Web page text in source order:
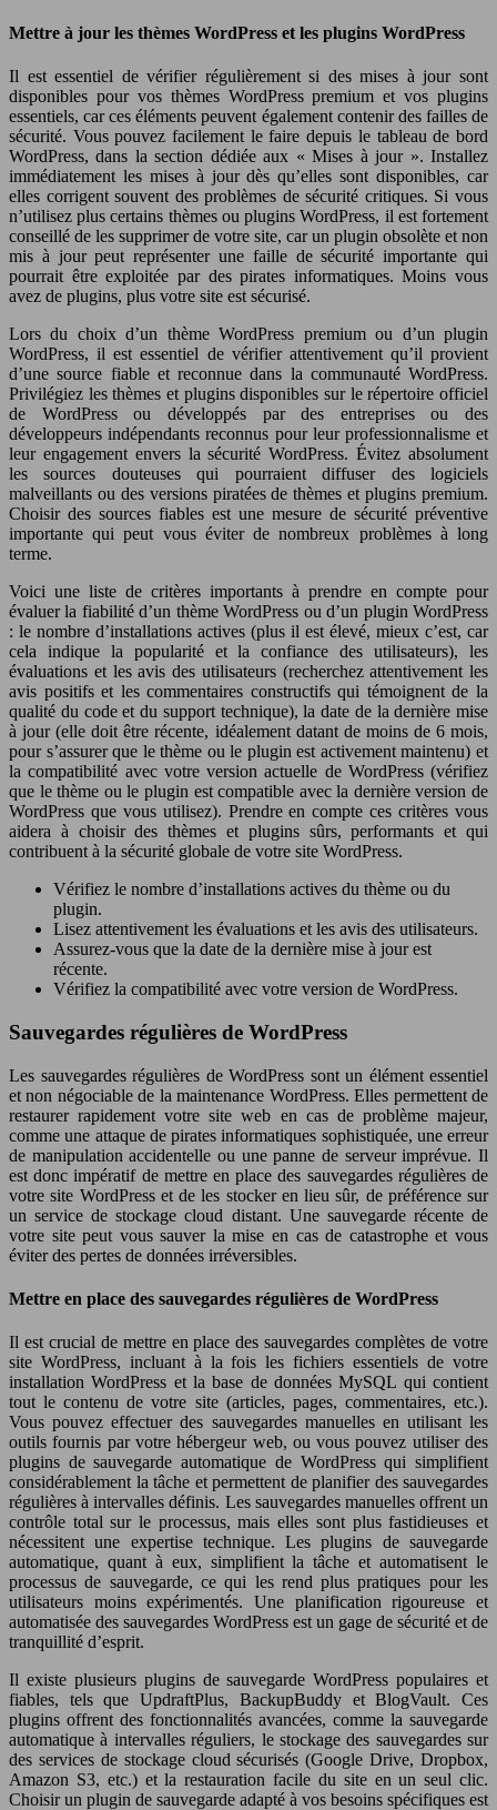
Mettre à jour les thèmes WordPress et les plugins WordPress
Il est essentiel de vérifier régulièrement si des mises à jour sont
disponibles pour vos thèmes WordPress premium et vos plugins
essentiels, car ces éléments peuvent également contenir des failles de
sécurité. Vous pouvez facilement le faire depuis le tableau de bord
WordPress, dans la section dédiée aux « Mises à jour ». Installez
immédiatement les mises à jour dès qu’elles sont disponibles, car
elles corrigent souvent des problèmes de sécurité critiques. Si vous
n’utilisez plus certains thèmes ou plugins WordPress, il est fortement
conseillé de les supprimer de votre site, car un plugin obsolète et non
mis à jour peut représenter une faille de sécurité importante qui
pourrait être exploitée par des pirates informatiques. Moins vous
avez de plugins, plus votre site est sécurisé.
Lors du choix d’un thème WordPress premium ou d’un plugin
WordPress, il est essentiel de vérifier attentivement qu’il provient
d’une source fiable et reconnue dans la communauté WordPress.
Privilégiez les thèmes et plugins disponibles sur le répertoire officiel
de WordPress ou développés par des entreprises ou des
développeurs indépendants reconnus pour leur professionnalisme et
leur engagement envers la sécurité WordPress. Évitez absolument
les sources douteuses qui pourraient diffuser des logiciels
malveillants ou des versions piratées de thèmes et plugins premium.
Choisir des sources fiables est une mesure de sécurité préventive
importante qui peut vous éviter de nombreux problèmes à long
terme.
Voici une liste de critères importants à prendre en compte pour
évaluer la fiabilité d’un thème WordPress ou d’un plugin WordPress
: le nombre d’installations actives (plus il est élevé, mieux c’est, car
cela indique la popularité et la confiance des utilisateurs), les
évaluations et les avis des utilisateurs (recherchez attentivement les
avis positifs et les commentaires constructifs qui témoignent de la
qualité du code et du support technique), la date de la dernière mise
à jour (elle doit être récente, idéalement datant de moins de 6 mois,
pour s’assurer que le thème ou le plugin est activement maintenu) et
la compatibilité avec votre version actuelle de WordPress (vérifiez
que le thème ou le plugin est compatible avec la dernière version de
WordPress que vous utilisez). Prendre en compte ces critères vous
aidera à choisir des thèmes et plugins sûrs, performants et qui
contribuent à la sécurité globale de votre site WordPress.
Vérifiez le nombre d’installations actives du thème ou du
plugin.
Lisez attentivement les évaluations et les avis des utilisateurs.
Assurez-vous que la date de la dernière mise à jour est
récente.
Vérifiez la compatibilité avec votre version de WordPress.
Sauvegardes régulières de WordPress
Les sauvegardes régulières de WordPress sont un élément essentiel
et non négociable de la maintenance WordPress. Elles permettent de
restaurer rapidement votre site web en cas de problème majeur,
comme une attaque de pirates informatiques sophistiquée, une erreur
de manipulation accidentelle ou une panne de serveur imprévue. Il
est donc impératif de mettre en place des sauvegardes régulières de
votre site WordPress et de les stocker en lieu sûr, de préférence sur
un service de stockage cloud distant. Une sauvegarde récente de
votre site peut vous sauver la mise en cas de catastrophe et vous
éviter des pertes de données irréversibles.
Mettre en place des sauvegardes régulières de WordPress
Il est crucial de mettre en place des sauvegardes complètes de votre
site WordPress, incluant à la fois les fichiers essentiels de votre
installation WordPress et la base de données MySQL qui contient
tout le contenu de votre site (articles, pages, commentaires, etc.).
Vous pouvez effectuer des sauvegardes manuelles en utilisant les
outils fournis par votre hébergeur web, ou vous pouvez utiliser des
plugins de sauvegarde automatique de WordPress qui simplifient
considérablement la tâche et permettent de planifier des sauvegardes
régulières à intervalles définis. Les sauvegardes manuelles offrent un
contrôle total sur le processus, mais elles sont plus fastidieuses et
nécessitent une expertise technique. Les plugins de sauvegarde
automatique, quant à eux, simplifient la tâche et automatisent le
processus de sauvegarde, ce qui les rend plus pratiques pour les
utilisateurs moins expérimentés. Une planification rigoureuse et
automatisée des sauvegardes WordPress est un gage de sécurité et de
tranquillité d’esprit.
Il existe plusieurs plugins de sauvegarde WordPress populaires et
fiables, tels que UpdraftPlus, BackupBuddy et BlogVault. Ces
plugins offrent des fonctionnalités avancées, comme la sauvegarde
automatique à intervalles réguliers, le stockage des sauvegardes sur
des services de stockage cloud sécurisés (Google Drive, Dropbox,
Amazon S3, etc.) et la restauration facile du site en un seul clic.
Choisir un plugin de sauvegarde adapté à vos besoins spécifiques est